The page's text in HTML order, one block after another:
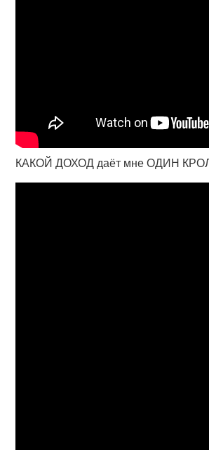
КАКОЙ ДОХОД даёт мне ОДИН